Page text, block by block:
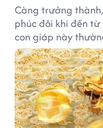
Càng trưởng
phúc đôi khi đến
con giáp này